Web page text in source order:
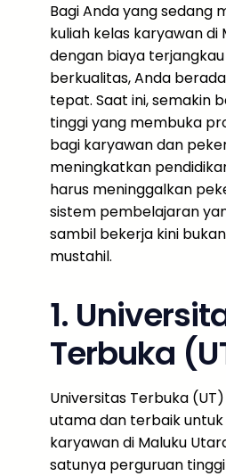
Bagi Anda yang sedang
kuliah kelas karyawan di
dengan biaya
berkualitas, Anda
tepat. Saat ini, semakin
tinggi yang membuka
bagi karyawan dan
meningkatkan
harus meninggalkan
sistem pembelajaran
sambil bekerja kini
mustahil.
1.
Terbuka
Universitas Terbuka
utama dan terbaik untuk
karyawan di Maluku
satunya perguruan